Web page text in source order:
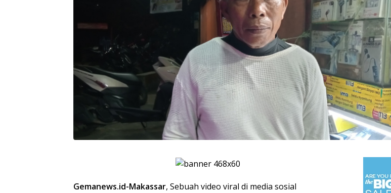
Gemanews.id-Makassar, Sebuah video viral di media sosial